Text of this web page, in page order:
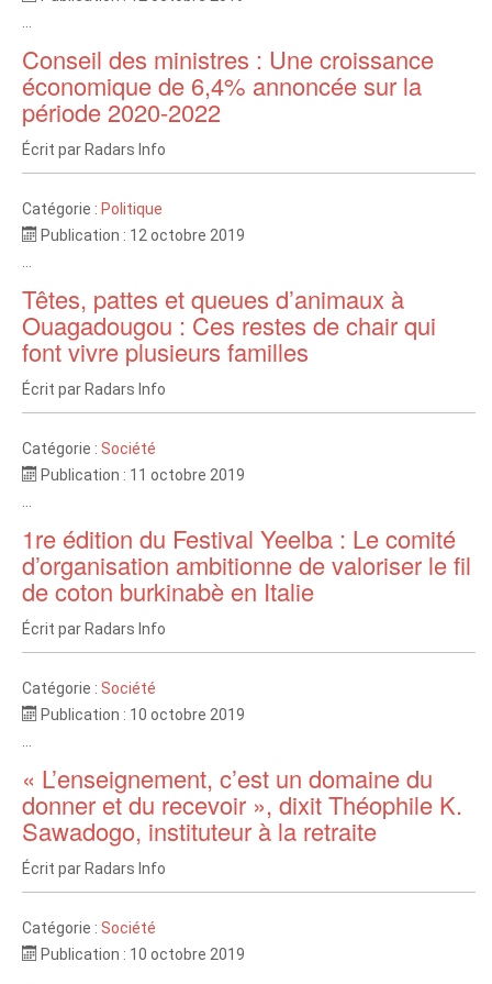
Conseil des ministres : Une croissance
économique de 6,4% annoncée sur la
période 2020-2022
Écrit par Radars Info
Catégorie : Politique
Publication : 12 octobre 2019
Têtes, pattes et queues d’animaux à
Ouagadougou : Ces restes de chair qui
font vivre plusieurs familles
Écrit par Radars Info
Catégorie : Société
Publication : 11 octobre 2019
1re édition du Festival Yeelba : Le comité
d’organisation ambitionne de valoriser le fil
de coton burkinabè en Italie
Écrit par Radars Info
Catégorie : Société
Publication : 10 octobre 2019
« L’enseignement, c’est un domaine du
donner et du recevoir », dixit Théophile K.
Sawadogo, instituteur à la retraite
Écrit par Radars Info
Catégorie : Société
Publication : 10 octobre 2019